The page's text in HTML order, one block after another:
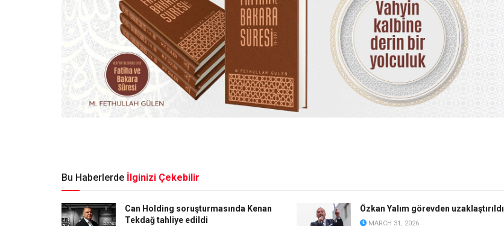
Bu Haberlerde İlginizi Çekebilir
Can Holding soruşturmasında Kenan
Tekdağ tahliye edildi
Özkan Yalım görevden uzaklaştırıldı
MARCH 31, 2026